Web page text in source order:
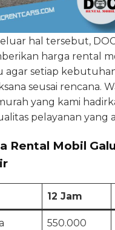
hal tersebut,
harga rental
agar setiap
seusai rencana.
yang kami
pelayanan yang
Rental Mobil
12 Jam
550.000